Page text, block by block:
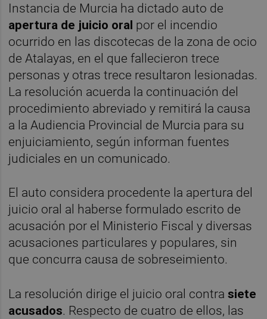
Instancia de Murcia ha dictado auto de
apertura de juicio oral por el incendio
ocurrido en las discotecas de la zona de ocio
de Atalayas, en el que fallecieron trece
personas y otras trece resultaron lesionadas.
La resolución acuerda la continuación del
procedimiento abreviado y remitirá la causa
a la Audiencia Provincial de Murcia para su
enjuiciamiento, según informan fuentes
judiciales en un comunicado.
El auto considera procedente la apertura del
juicio oral al haberse formulado escrito de
acusación por el Ministerio Fiscal y diversas
acusaciones particulares y populares, sin
que concurra causa de sobreseimiento.
La resolución dirige el juicio oral contrasiete
acusados. Respecto de cuatro de ellos, las